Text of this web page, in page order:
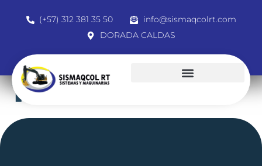
(+57) 312 381 35 50
info@sismaqcolrt.com
DORADA CALDAS
1039686491